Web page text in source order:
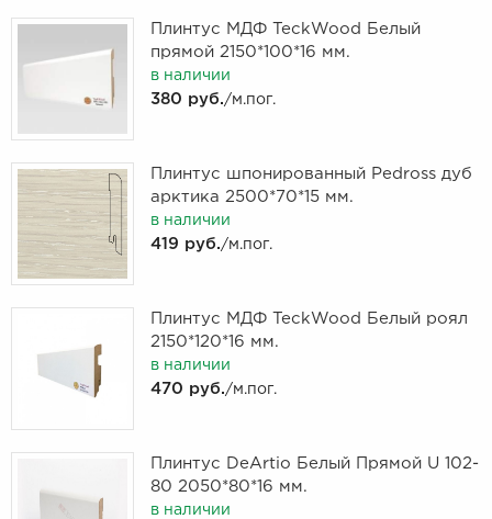
Плинтус МДФ TeckWood Белый
прямой 2150*100*16 мм.
в наличии
380 руб./м.пог.
Плинтус шпонированный Pedross дуб
арктика 2500*70*15 мм.
в наличии
419 руб./м.пог.
Плинтус МДФ TeckWood Белый роял
2150*120*16 мм.
в наличии
470 руб./м.пог.
Плинтус DeArtio Белый Прямой U 102-
80 2050*80*16 мм.
в наличии